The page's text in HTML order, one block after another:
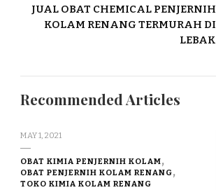
JUAL OBAT CHEMICAL PENJERNIH
KOLAM RENANG TERMURAH DI
LEBAK
Recommended Articles
MAY 1, 2021
OBAT KIMIA PENJERNIH KOLAM
OBAT PENJERNIH KOLAM RENANG
TOKO KIMIA KOLAM RENANG